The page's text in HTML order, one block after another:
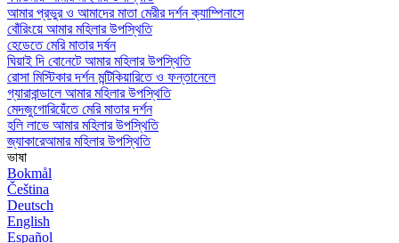
আমার প্রভুর ও আমাদের মাতা মেরীর দর্শন ক্যাম্পিনাসে
বোঁরিংয়ে আমার মহিলার উপস্থিতি
হেডেতে মেরি মাতার দর্ষন
ঘিয়াই দি বোনেটে আমার মহিলার উপস্থিতি
রোসা মিস্টিকার দর্শন মন্টিকিয়ারিতে ও ফন্তানেলে
গ্যারাবান্ডালে আমার মহিলার উপস্থিতি
মেদজুগোরিয়েঁতে মেরি মাতার দর্শন
হলি লাভে আমার মহিলার উপস্থিতি
জ্যাকারেআমার মহিলার উপস্থিতি
ভাষা
Bokmål
Čeština
Deutsch
English
Español